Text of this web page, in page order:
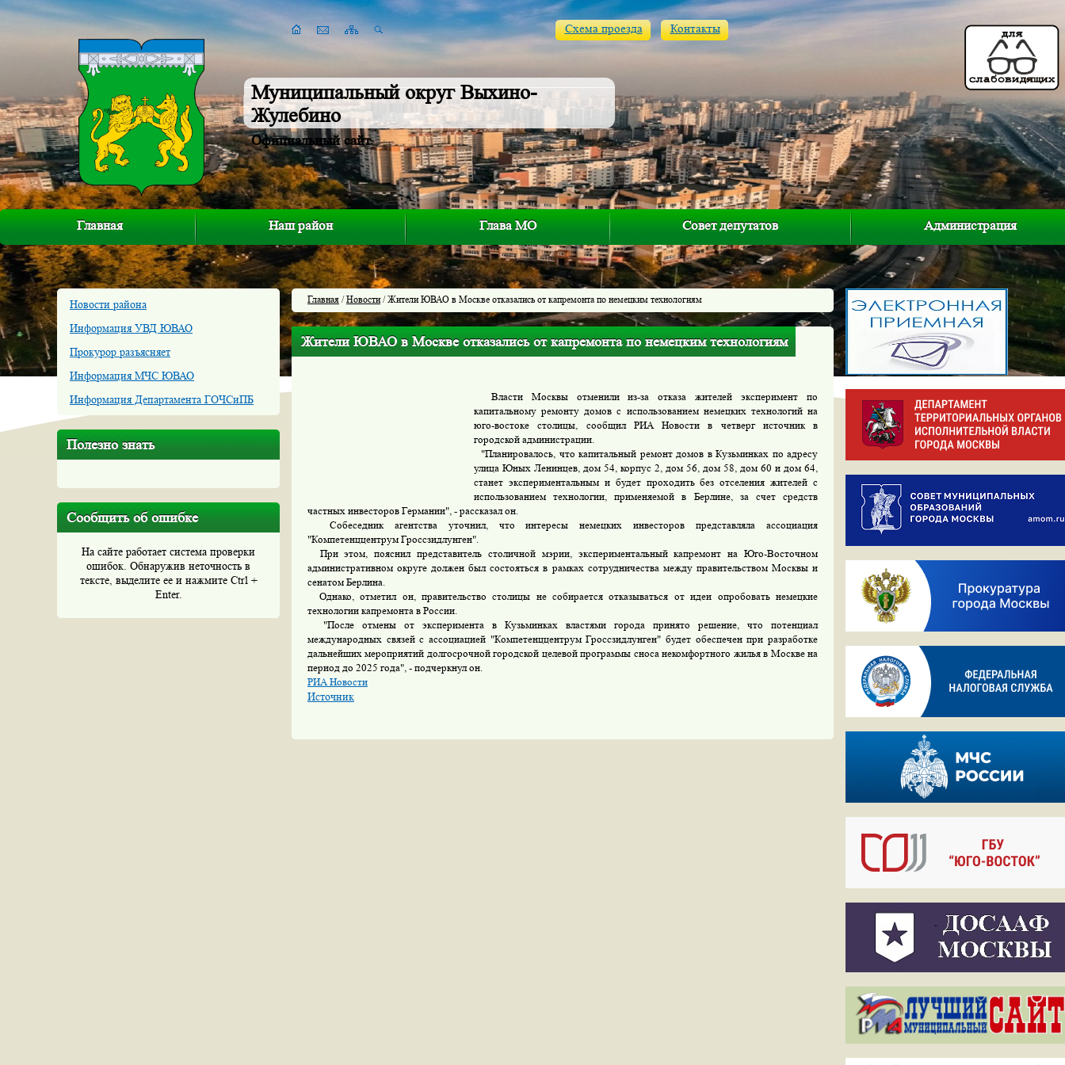
Муниципальный округ Выхино-
Жулебино
Официальный сайт
Схема проезда Контакты
Главная Наш район Глава МО Совет депутатов Администрация
Новости района
Информация УВД ЮВАО
Прокурор разъясняет
Информация МЧС ЮВАО
Информация Департамента ГОЧСиПБ
Полезно знать
Сообщить об ошибке
На сайте работает система проверки
ошибок. Обнаружив неточность в
тексте, выделите ее и нажмите Ctrl +
Enter.
Главная /Новости/ Жители ЮВАО в Москве отказались от капремонта по немецким технологиям
Жители ЮВАО в Москве отказались от капремонта по немецким технологиям
Власти Москвы отменили из-за отказа жителей эксперимент по
капитальному ремонту домов с использованием немецких технологий на
юго-востоке столицы, сообщил РИА Новости в четверг источник в
городской администрации.
"Планировалось, что капитальный ремонт домов в Кузьминках по адресу
улица Юных Ленинцев, дом 54, корпус 2, дом 56, дом 58, дом 60 и дом 64,
станет экспериментальным и будет проходить без отселения жителей с
использованием технологии, применяемой в Берлине, за счет средств
частных инвесторов Германии", - рассказал он.
Собеседник агентства уточнил, что интересы немецких инвесторов представляла ассоциация
"Компетенццентрум Гроссзидлунген".
При этом, пояснил представитель столичной мэрии, экспериментальный капремонт на Юго-Восточном
административном округе должен был состояться в рамках сотрудничества между правительством Москвы и
сенатом Берлина.
Однако, отметил он, правительство столицы не собирается отказываться от идеи опробовать немецкие
технологии капремонта в России.
"После отмены от эксперимента в Кузьминках властями города принято решение, что потенциал
международных связей c ассоциацией "Компетенццентрум Гроссзидлунген" будет обеспечен при разработке
дальнейших мероприятий долгосрочной городской целевой программы сноса некомфортного жилья в Москве на
период до 2025 года", - подчеркнул он.
РИА Новости
Источник